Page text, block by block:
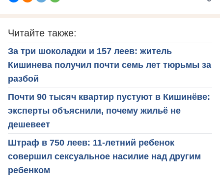
Читайте также:
За три шоколадки и 157 леев: житель
Кишинева получил почти семь лет тюрьмы за
разбой
Почти 90 тысяч квартир пустуют в Кишинёве:
эксперты объяснили, почему жильё не
дешевеет
Штраф в 750 леев: 11-летний ребенок
совершил сексуальное насилие над другим
ребенком